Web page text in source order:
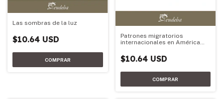
Las sombras de la luz
$10.64 USD
Patrones migratorios
internacionales en América
$10.64 USD